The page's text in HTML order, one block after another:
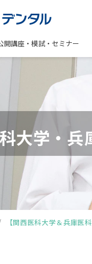
開講座・模試・セミナー
大学・兵
【関西医科大学＆兵庫医